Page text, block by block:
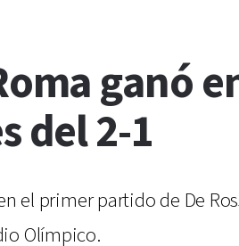
ganó
del 2-1
el primer partido de De
Olímpico.